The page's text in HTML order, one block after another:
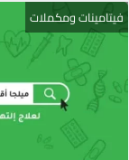
فيتامينات ومكملات